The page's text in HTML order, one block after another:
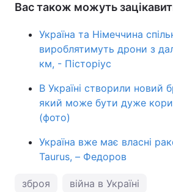
Вас також можуть
Україна та Німеччина
вироблятимуть дрони з
км, - Пісторіус
В Україні створили новий
який може бути дуже
(фото)
Україна вже має власні
Taurus, – Федоров
зброя війна в Україні